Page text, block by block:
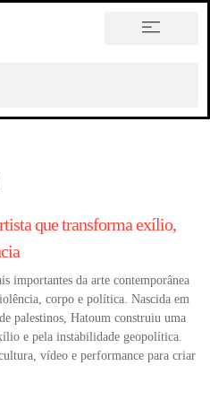
o feminismo e
da arte
cultural?
que transforma exílio,
importantes da arte contemporânea
corpo e política. Nascida em
palestinos, Hatoum construiu uma
e pela instabilidade geopolítica.
vídeo e performance para criar